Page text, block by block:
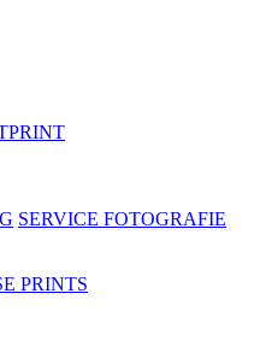
SERVICE FOTOGRAFIE
PRINTS